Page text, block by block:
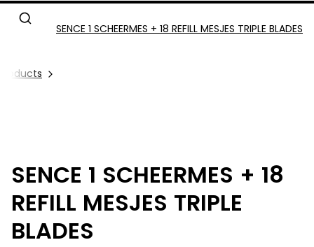
SENCE 1 SCHEERMES + 18 REFILL MESJES TRIPLE BLADES
SENCE 1 SCHEERMES + 18
REFILL MESJES TRIPLE
BLADES